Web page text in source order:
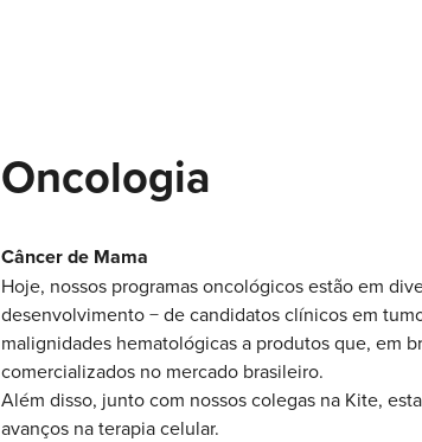
Oncologia
Câncer de Mama
Hoje, nossos programas oncológicos estão em
desenvolvimento − de candidatos clínicos em
malignidades hematológicas a produtos que, em
comercializados no mercado brasileiro.
Além disso, junto com nossos colegas na Kite,
avanços na terapia celular.